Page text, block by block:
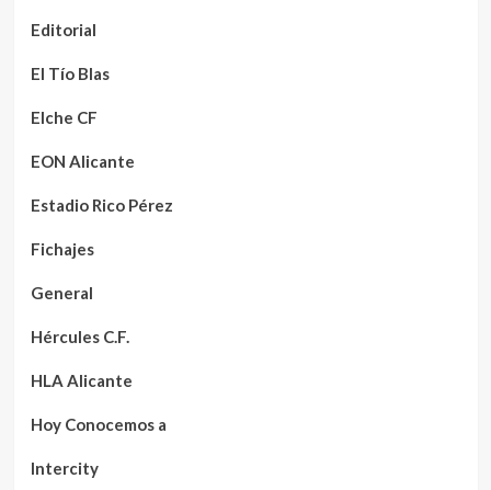
Editorial
El Tío Blas
Elche CF
EON Alicante
Estadio Rico Pérez
Fichajes
General
Hércules C.F.
HLA Alicante
Hoy Conocemos a
Intercity